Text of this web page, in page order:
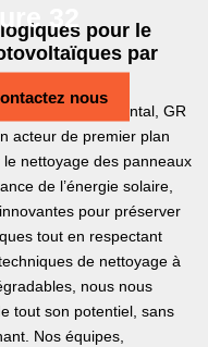
32
nous
pour le
par
environnemental, GR
acteur de premier plan
nettoyage des panneaux
de l’énergie solaire,
pour préserver
tout en respectant
de nettoyage à
nous nous
tout son potentiel, sans
Nos équipes,